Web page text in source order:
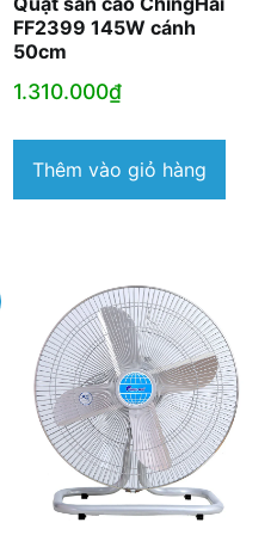
FF2399 145W cánh
50cm
1.310.000₫
Thêm vào giỏ hàng